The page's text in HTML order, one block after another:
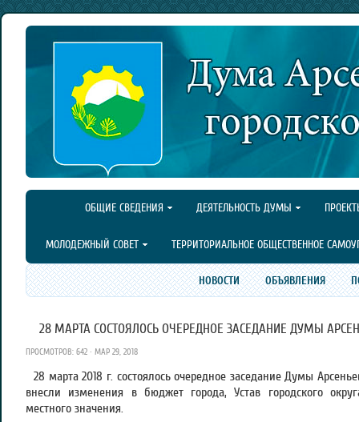
ОБЩИЕ СВЕДЕНИЯ ДЕЯТЕЛЬНОСТЬ ДУМЫ
МОЛОДЕЖНЫЙ СОВЕТ ТЕРРИТОРИАЛЬНОЕ ОБЩЕСТВЕННОЕ
НОВОСТИ ОБЪЯВЛЕНИЯ
28 МАРТА СОСТОЯЛОСЬ ОЧЕРЕДНОЕ ЗАСЕДАНИЕ ДУМЫ
ПРОСМОТРОВ: 642 · МАР 29, 2018
28 марта 2018 г. состоялось очередное заседание Думы
внесли изменения в бюджет города, Устав городского
местного значения.